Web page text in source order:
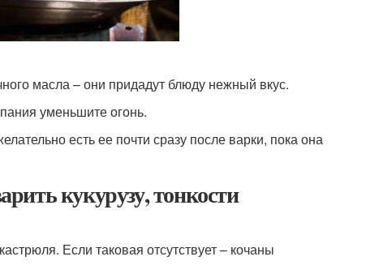
масла – они придадут блюду нежный вкус.
уменьшите огонь.
есть ее почти сразу после варки, пока она
кукурузу, тонкости
Если таковая отсутствует – кочаны